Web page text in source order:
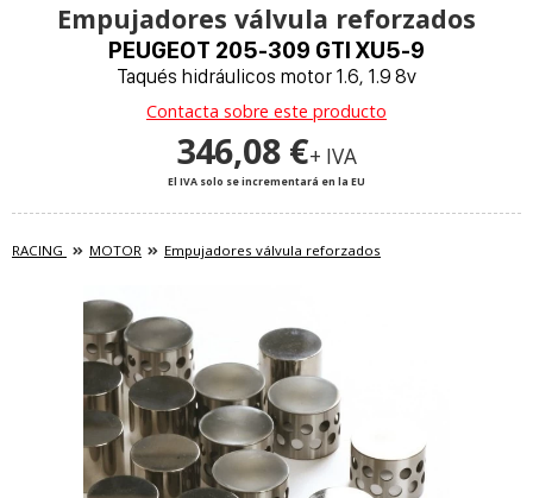
Empujadores válvula reforzados
PEUGEOT 205-309 GTI XU5-9
Taqués hidráulicos motor 1.6, 1.9 8v
Contacta sobre este producto
346,08 €+ IVA
El IVA solo se incrementará en la EU
RACING MOTOR Empujadores válvula reforzados